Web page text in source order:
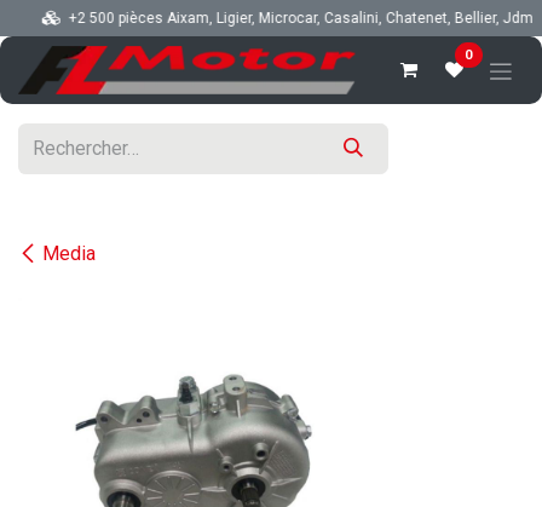
Se rendre au contenu
+2 500 pièces Aixam, Ligier, Microcar, Casalini, Chatenet, Bellier, Jdm
0
Media